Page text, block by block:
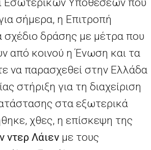
Εσωτερικών Υποθέσεων που
σήμερα, η Επιτροπή
σχέδιο δράσης με μέτρα που
από κοινού η Ένωση και τα
να παρασχεθεί στην Ελλάδα
στήριξη για τη διαχείριση
στα εξωτερικά
χθες, η επίσκεψη της
ντερ Λάιεν με τους